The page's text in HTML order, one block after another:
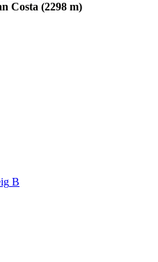
Costa (2298 m)
B